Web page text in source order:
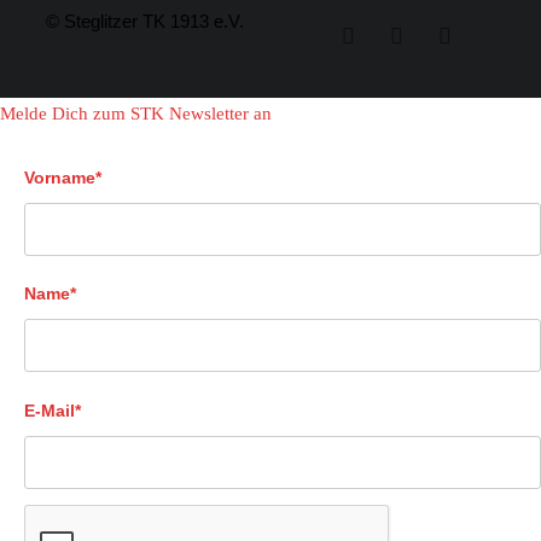
© Steglitzer TK 1913 e.V.
Melde Dich zum STK Newsletter an
Vorname*
Name*
E-Mail*